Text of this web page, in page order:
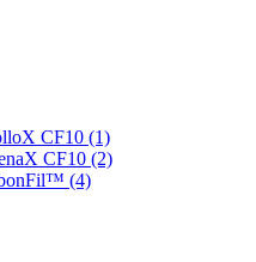
CF10 (1)
CF10 (2)
(4)